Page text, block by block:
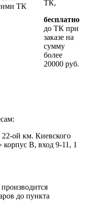
ТК
ТК,
бесплатно
до ТК при
заказе на
сумму
более
20000 руб.
ой км. Киевского
В, вход 9-11, 1
до пункта